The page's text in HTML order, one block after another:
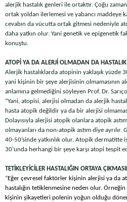
alerjik hastalık genleri ile ortaktır. Çoğu
ortak yoldan ilerlemesi ve yabancı maddeye
cevabın da vücutta ortak gitmesi nedeniyle
daha yatkın olur. Yani genetik ve epigenetik
konuştu.
ATOPİ YA DA ALERJİ OLMADAN DA HASTALIK
Alerjik hastalıklarda atopinin yaklaşık yüzde
yani kişinin bir şeye alerjisinin olmamasının
anlamına gelmediğini söyleyen Prof. Dr.
“Yani, atopisi, alerjisi olmadan da alerjik
hasta atopik değildir ya da bir alerjisi
Dolayısıyla alerjisi atopik olanlara atopik
olmayanları da non-atopik astım diye ayrılır.
40-50’sinde yatkınlık olur. Atopik dermatitte
30’unda herhangi bir şeye karşı atopi tespit
TETİKLEYİCİLER HASTALIĞIN ORTAYA
“Eğer çevresel faktörler kişinin alerjisi ya da
hastalığın tetiklenmesine neden olur.
kişinin şikayetleri polenin yoğun olduğu